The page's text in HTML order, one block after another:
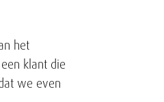
het
klant die
we even